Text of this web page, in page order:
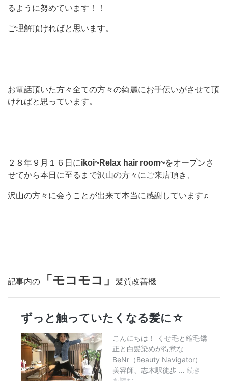
るように努めています！！
ご理解頂ければと思います。
お電話頂いた方々全ての方々の綺麗にお手伝いがさせて頂
ければと思っています。
２８年９月１６日にikoi~Relax hair room~をオープンさ
せてから本日に至るまで沢山の方々にご来店頂き、
沢山の方々に会うことが出来て本当に感謝しています♫
記事内の 「モコモコ」 髪質改善機